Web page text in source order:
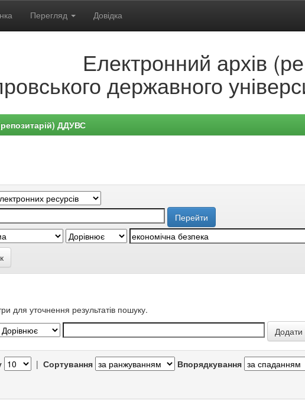
Перегляд Довідка
Електронний архів
державного
ДДУВС
для уточнення результатів пошуку.
| Сортування Впорядкування